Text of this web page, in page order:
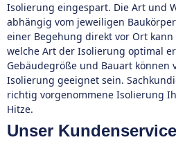
Isolierung eingespart. Die Art und
abhängig vom jeweiligen
einer Begehung direkt vor Ort
welche Art der Isolierung optimal
Gebäudegröße und Bauart können
Isolierung geeignet sein.
richtig vorgenommene Isolierung
Hitze.
Unser